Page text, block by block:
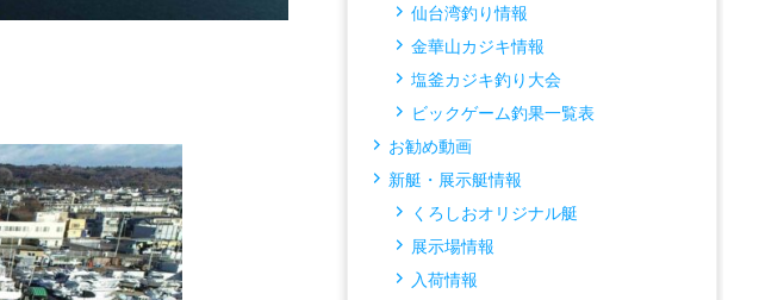
仙台湾釣り情報
金華山カジキ情報
塩釜カジキ釣り大会
ビックゲーム釣果一覧表
お勧め動画
新艇・展示艇情報
くろしおオリジナル艇
展示場情報
入荷情報